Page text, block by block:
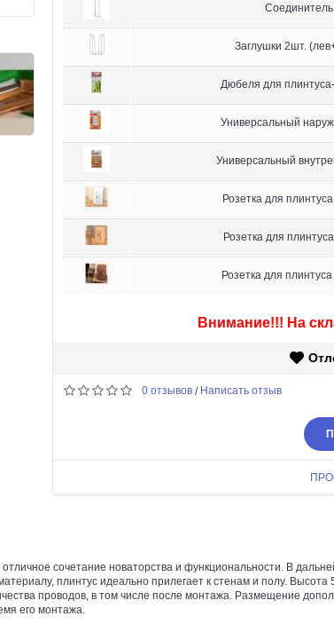
Соединитель
Заглушки 2шт.
Дюбеля для
Универсальный
Универсальный
Розетка для
Розетка для
Розетка для
Внимание!!! На
0 отзывов / Написать отзыв
сочетание новаторства и функциональности. В
плинтус идеально прилегает к стенам и полу.
проводов, в том числе после монтажа. Размещение
его монтажа.